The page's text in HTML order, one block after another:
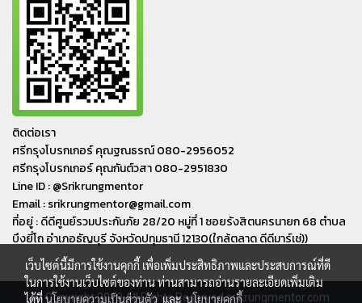
ติดต่อเรา
ศรีกรุงโบรกเกอร์ คุณฐณธรณ์ 080-2956052
ศรีกรุงโบรกเกอร์ คุณกันต์วสา 080-2951830
Line ID : @Srikrungmentor
Email : srikrungmentor@gmail.com
ที่อยู่ : ดีดีศูนย์รวมประกันภัย 28/20 หมู่ที่ 1 ซอยรังสิตนครนายก 68 ตำบล
บึงยี่โถ อำเภอ​ธัญบุรี​ จังหวัดปทุมธานี​ 12130(ใกล้ตลาด ดีดีมาร์เช่))
© Copyright 2019 All Rights Reserved srikrungmentor.com
เว็บไซต์นี้มีการใช้งานคุกกี้ เพื่อเพิ่มประสิทธิภาพและประสบการณ์ที่ดี
ในการใช้งานเว็บไซต์ของท่าน ท่านสามารถอ่านรายละเอียดเพิ่มเติม
ได้ที่นโยบายความเป็นส่วนตัวและนโยบายคุกกี้